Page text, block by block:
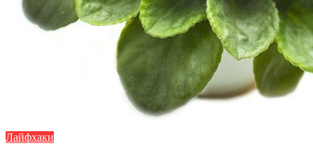
Лайфхаки